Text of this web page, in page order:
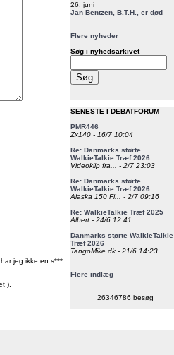
jeg ikke en s***
).
26. juni
Jan Bentzen, B.T.H., er død
Flere nyheder
Søg i nyhedsarkivet
SENESTE I DEBATFORUM
PMR446
Zx140 - 16/7 10:04
Re: Danmarks størte
WalkieTalkie Træf 2026
Videoklip fra... - 2/7 23:03
Re: Danmarks størte
WalkieTalkie Træf 2026
Alaska 150 Fi... - 2/7 09:16
Re: WalkieTalkie Træf 2025
Albert - 24/6 12:41
Danmarks størte WalkieTalkie
Træf 2026
TangoMike.dk - 21/6 14:23
Flere indlæg
26346786 besøg